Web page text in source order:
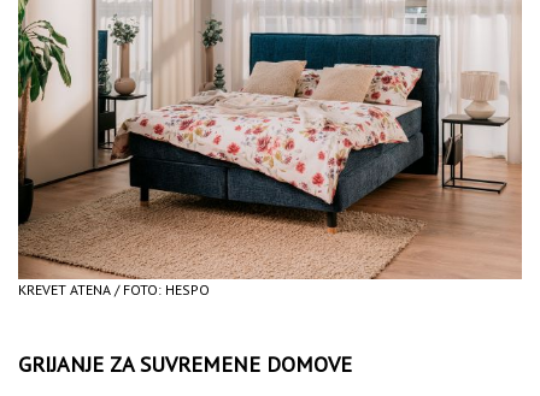
KREVET ATENA / FOTO: HESPO
GRIJANJE ZA SUVREMENE DOMOVE